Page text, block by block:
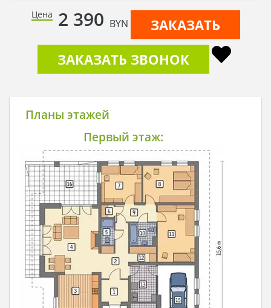
Цена 2 390 BYN
ЗАКАЗАТЬ
ЗАКАЗАТЬ ЗВОНОК
Планы этажей
Первый этаж: